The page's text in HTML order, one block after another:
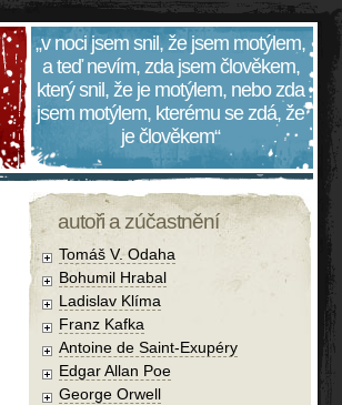
„v noci jsem snil, že jsem motýlem,
a teď nevím, zda jsem člověkem,
který snil, že je motýlem, nebo zda
jsem motýlem, kterému se zdá, že
je člověkem“
autoři a zúčastnění
Tomáš V. Odaha
Bohumil Hrabal
Ladislav Klíma
Franz Kafka
Antoine de Saint-Exupéry
Edgar Allan Poe
George Orwell